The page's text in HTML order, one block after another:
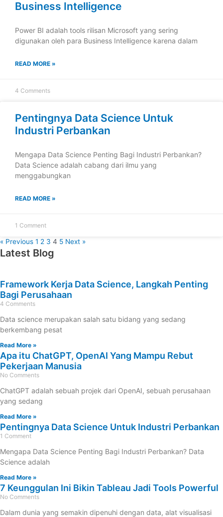
Business Intelligence
Power BI adalah tools rilisan Microsoft yang sering
digunakan oleh para Business Intelligence karena dalam
READ MORE »
4 Comments
Pentingnya Data Science Untuk
Industri Perbankan
Mengapa Data Science Penting Bagi Industri Perbankan?
Data Science adalah cabang dari ilmu yang
menggabungkan
READ MORE »
1 Comment
« Previous 1 2 3 4 5 Next »
Latest Blog
Framework Kerja Data Science, Langkah Penting
Bagi Perusahaan
4 Comments
Data science merupakan salah satu bidang yang sedang
berkembang pesat
Read More »
Apa itu ChatGPT, OpenAI Yang Mampu Rebut
Pekerjaan Manusia
No Comments
ChatGPT adalah sebuah projek dari OpenAI, sebuah perusahaan
yang sedang
Read More »
Pentingnya Data Science Untuk Industri Perbankan
1 Comment
Mengapa Data Science Penting Bagi Industri Perbankan? Data
Science adalah
Read More »
7 Keunggulan Ini Bikin Tableau Jadi Tools Powerful
No Comments
Dalam dunia yang semakin dipenuhi dengan data, alat visualisasi